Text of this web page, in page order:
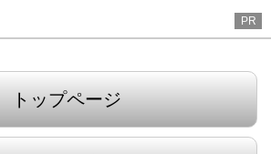
PR
トップページ